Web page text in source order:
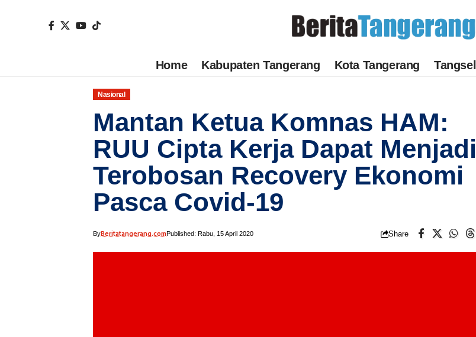
Home Kabupaten Tangerang Kota Tangerang Tangsel
Nasional
Mantan Ketua Komnas HAM:
RUU Cipta Kerja Dapat Menjadi
Terobosan Recovery Ekonomi
Pasca Covid-19
ByBeritatangerang.comPublished: Rabu, 15 April 2020 Share